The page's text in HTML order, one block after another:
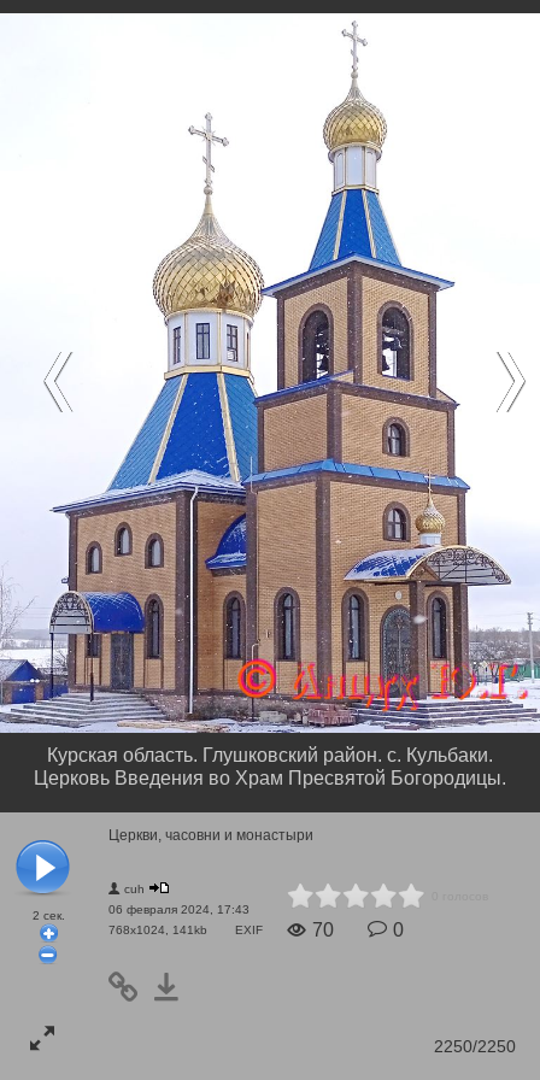
2 сек.
Церкви, часовни и монастыри
cuh
06 февраля 2024, 17:43
768x1024, 141kb
EXIF 70 0
2250/2250
Курская область. Глушковский район. с. Кульбаки.
Церковь Введения во Храм Пресвятой Богородицы.